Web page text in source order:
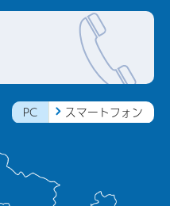
PC スマートフォン